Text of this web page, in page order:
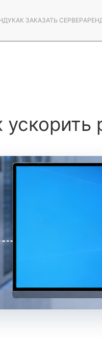
КАК ЗАКАЗАТЬ СЕРВЕР